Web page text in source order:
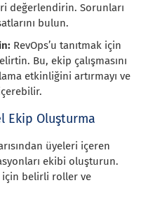
değerlendirin. Sorunları
bulun.
RevOps’u tanıtmak için
Bu, ekip çalışmasını
etkinliğini artırmayı ve
Ekip Oluşturma
üyeleri içeren
ekibi oluşturun.
için belirli roller ve